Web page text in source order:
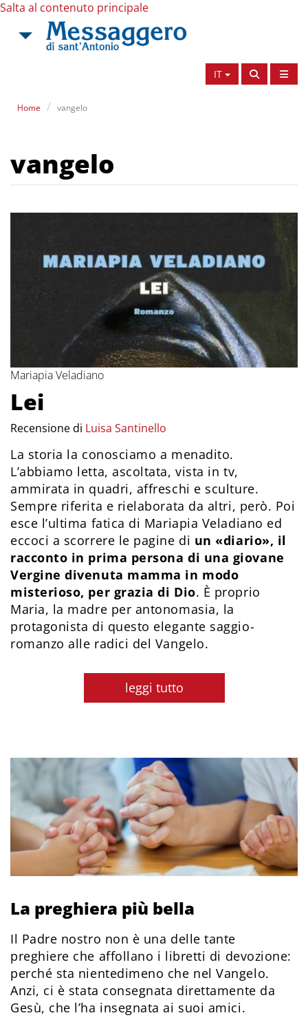
Salta al contenuto principale
IT
Home vangelo
vangelo
Mariapia Veladiano
Lei
Recensione di Luisa Santinello
La storia la conosciamo a menadito.
L’abbiamo letta, ascoltata, vista in tv,
ammirata in quadri, affreschi e sculture.
Sempre riferita e rielaborata da altri, però. Poi
esce l’ultima fatica di Mariapia Veladiano ed
eccoci a scorrere le pagine di un «diario», il
racconto in prima persona di una giovane
Vergine divenuta mamma in modo
misterioso, per grazia di Dio. È proprio
Maria, la madre per antonomasia, la
protagonista di questo elegante saggio-
romanzo alle radici del Vangelo.
leggi tutto
La preghiera più bella
Il Padre nostro non è una delle tante
preghiere che affollano i libretti di devozione:
perché sta nientedimeno che nel Vangelo.
Anzi, ci è stata consegnata direttamente da
Gesù, che l’ha insegnata ai suoi amici.